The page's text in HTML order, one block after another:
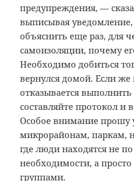
предупреждения, —
выписывая
объяснить еще раз, для
самоизоляции, почему
Необходимо добиться
вернулся домой. Если
отказывается
составляйте протокол
Особое внимание прошу
микрорайонам, паркам,
где люди находятся не
необходимости, а
группами.